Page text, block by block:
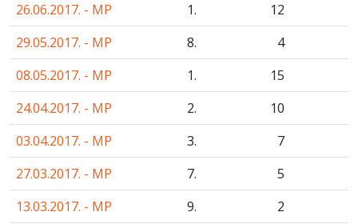
26.06.2017. - MP
1.
12
29.05.2017. - MP
8.
4
08.05.2017. - MP
1.
15
24.04.2017. - MP
2.
10
03.04.2017. - MP
3.
7
27.03.2017. - MP
7.
5
13.03.2017. - MP
9. 2